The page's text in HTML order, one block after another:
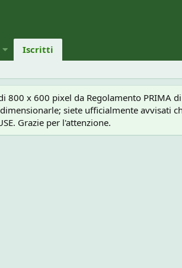
Iscritti
x 600 pixel da Regolamento PRIMA
siete ufficialmente avvisati
Grazie per l'attenzione.